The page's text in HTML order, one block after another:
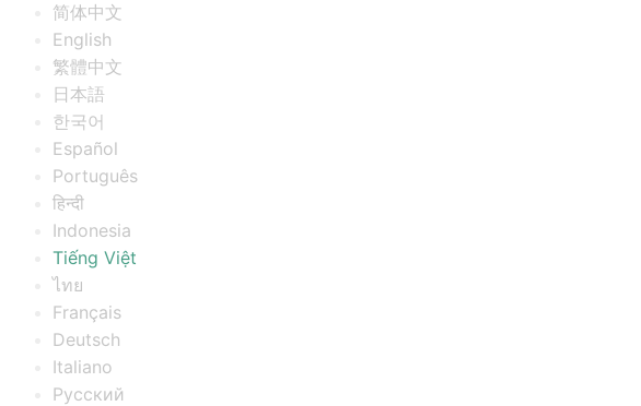
简体中文
English
繁體中文
日本語
한국어
Español
Português
हिन्दी
Indonesia
Tiếng Việt
ไทย
Français
Deutsch
Italiano
Русский